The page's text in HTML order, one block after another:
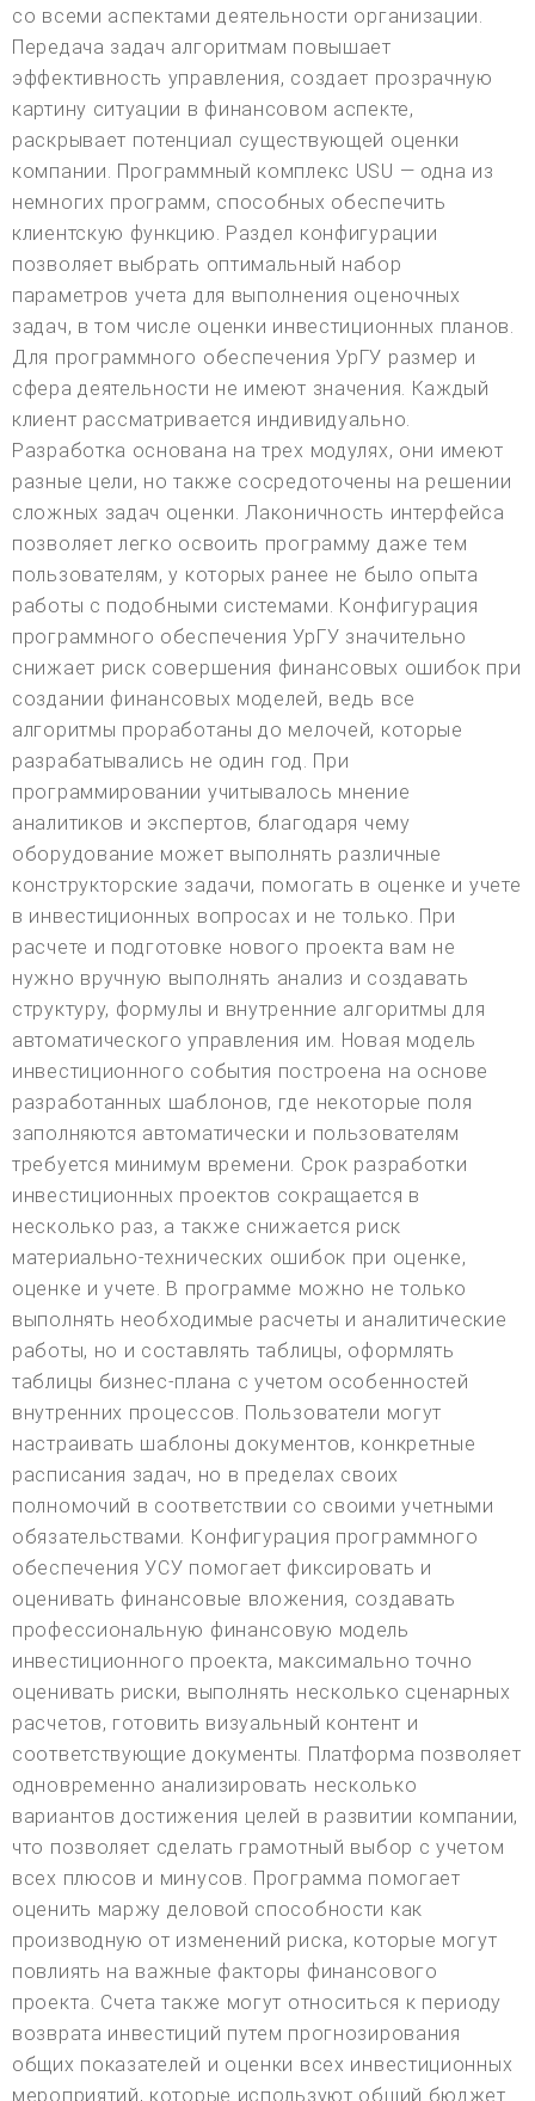
со всеми аспектами деятельности организации.
Передача задач алгоритмам повышает
эффективность управления, создает прозрачную
картину ситуации в финансовом аспекте,
раскрывает потенциал существующей оценки
компании. Программный комплекс USU — одна из
немногих программ, способных обеспечить
клиентскую функцию. Раздел конфигурации
позволяет выбрать оптимальный набор
параметров учета для выполнения оценочных
задач, в том числе оценки инвестиционных планов.
Для программного обеспечения УрГУ размер и
сфера деятельности не имеют значения. Каждый
клиент рассматривается индивидуально.
Разработка основана на трех модулях, они имеют
разные цели, но также сосредоточены на решении
сложных задач оценки. Лаконичность интерфейса
позволяет легко освоить программу даже тем
пользователям, у которых ранее не было опыта
работы с подобными системами. Конфигурация
программного обеспечения УрГУ значительно
снижает риск совершения финансовых ошибок при
создании финансовых моделей, ведь все
алгоритмы проработаны до мелочей, которые
разрабатывались не один год. При
программировании учитывалось мнение
аналитиков и экспертов, благодаря чему
оборудование может выполнять различные
конструкторские задачи, помогать в оценке и учете
в инвестиционных вопросах и не только. При
расчете и подготовке нового проекта вам не
нужно вручную выполнять анализ и создавать
структуру, формулы и внутренние алгоритмы для
автоматического управления им. Новая модель
инвестиционного события построена на основе
разработанных шаблонов, где некоторые поля
заполняются автоматически и пользователям
требуется минимум времени. Срок разработки
инвестиционных проектов сокращается в
несколько раз, а также снижается риск
материально-технических ошибок при оценке,
оценке и учете. В программе можно не только
выполнять необходимые расчеты и аналитические
работы, но и составлять таблицы, оформлять
таблицы бизнес-плана с учетом особенностей
внутренних процессов. Пользователи могут
настраивать шаблоны документов, конкретные
расписания задач, но в пределах своих
полномочий в соответствии со своими учетными
обязательствами. Конфигурация программного
обеспечения УСУ помогает фиксировать и
оценивать финансовые вложения, создавать
профессиональную финансовую модель
инвестиционного проекта, максимально точно
оценивать риски, выполнять несколько сценарных
расчетов, готовить визуальный контент и
соответствующие документы. Платформа позволяет
одновременно анализировать несколько
вариантов достижения целей в развитии компании,
что позволяет сделать грамотный выбор с учетом
всех плюсов и минусов. Программа помогает
оценить маржу деловой способности как
производную от изменений риска, которые могут
повлиять на важные факторы финансового
проекта. Счета также могут относиться к периоду
возврата инвестиций путем прогнозирования
общих показателей и оценки всех инвестиционных
мероприятий, которые используют общий бюджет.